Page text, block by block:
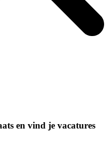
en vind je vacatures